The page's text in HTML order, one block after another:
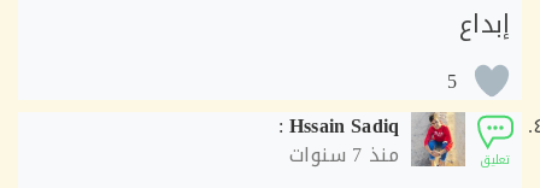
5
Hssain Sadiq
:
منذ7 سنوات